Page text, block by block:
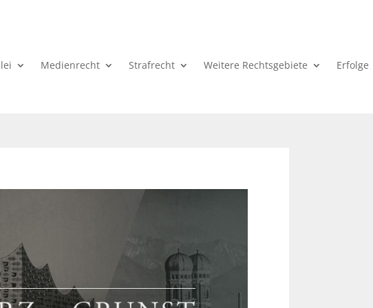
Medienrecht Strafrecht Weitere Rechtsgebiete Erfolge